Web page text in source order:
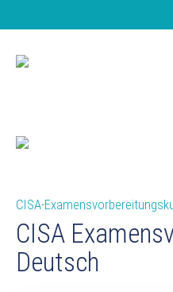
CISA-
CISA
Deutsch